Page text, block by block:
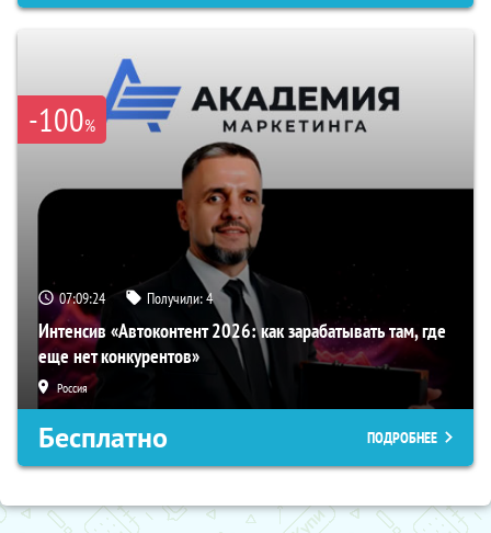
-100%
07:09:23 Получили:4
Интенсив «Автоконтент 2026: как зарабатывать там, где
еще нет конкурентов»
Россия
Бесплатно ПОДРОБНЕЕ